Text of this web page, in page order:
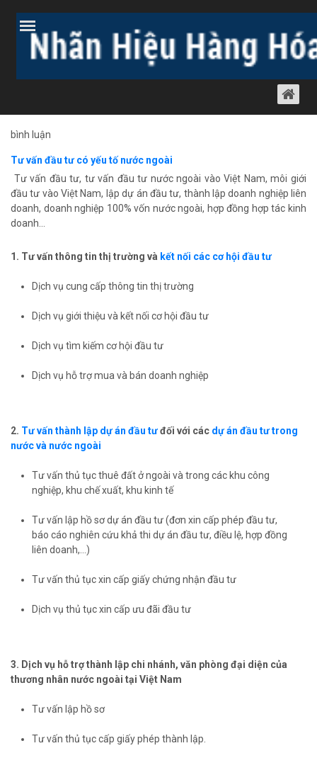
TƯ VẤN ĐẦU TƯ CÓ YẾU TỐ NƯỚC NGOÀI
bình luận
Tư vấn đầu tư có yếu tố nước ngoài
Tư vấn đầu tư, tư vấn đầu tư nước ngoài vào Việt Nam, môi giới
đầu tư vào Việt Nam, lập dự án đầu tư, thành lập doanh nghiệp liên
doanh, doanh nghiệp 100% vốn nước ngoài, hợp đồng hợp tác kinh
doanh...
1. Tư vấn thông tin thị trường và kết nối các cơ hội đầu tư
Dịch vụ cung cấp thông tin thị trường
Dịch vụ giới thiệu và kết nối cơ hội đầu tư
Dịch vụ tìm kiếm cơ hội đầu tư
Dịch vụ hỗ trợ mua và bán doanh nghiệp
2. Tư vấn thành lập dự án đầu tưđối với các dự án đầu tư trong
nước và nước ngoài
Tư vấn thủ tục thuê đất ở ngoài và trong các khu công
nghiệp, khu chế xuất, khu kinh tế
Tư vấn lập hồ sơ dự án đầu tư (đơn xin cấp phép đầu tư,
báo cáo nghiên cứu khả thi dự án đầu tư, điều lệ, hợp đồng
liên doanh,…)
Tư vấn thủ tục xin cấp giấy chứng nhận đầu tư
Dịch vụ thủ tục xin cấp ưu đãi đầu tư
3. Dịch vụ hỗ trợ thành lập chi nhánh, văn phòng đại diện của
thương nhân nước ngoài tại Việt Nam
Tư vấn lập hồ sơ
Tư vấn thủ tục cấp giấy phép thành lập.